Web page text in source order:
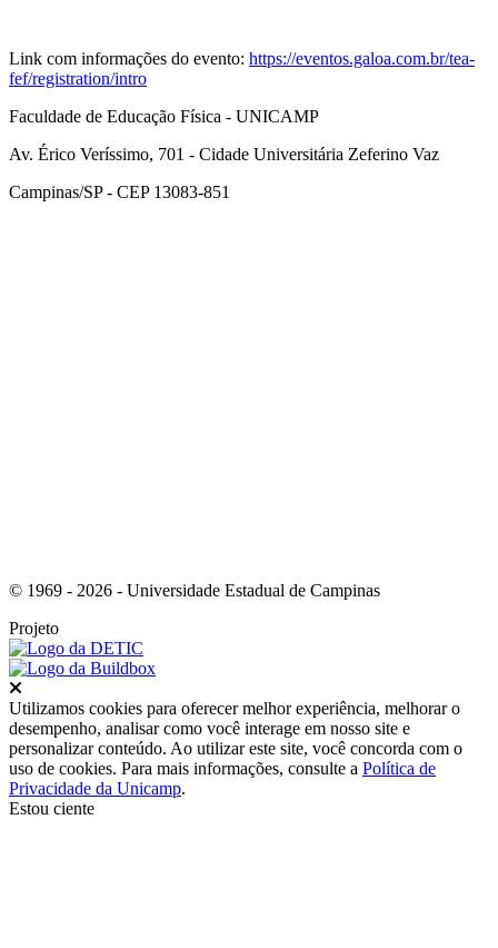
Link com informações do evento: https://eventos.galoa.com.br/tea-
fef/registration/intro
Faculdade de Educação Física - UNICAMP
Av. Érico Veríssimo, 701 - Cidade Universitária Zeferino Vaz
Campinas/SP - CEP 13083-851
© 1969 - 2026 - Universidade Estadual de Campinas
Projeto
Utilizamos cookies para oferecer melhor experiência, melhorar o
desempenho, analisar como você interage em nosso site e
personalizar conteúdo. Ao utilizar este site, você concorda com o
uso de cookies. Para mais informações, consulte a Política de
Privacidade da Unicamp.
Estou ciente